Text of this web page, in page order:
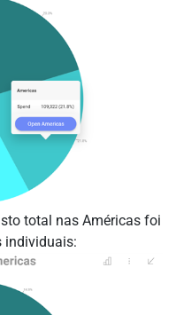
total nas Américas foi
individuais: